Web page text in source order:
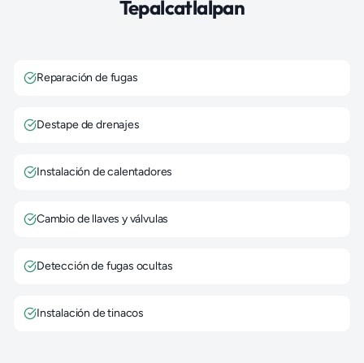
Tepalcatlalpan
Reparación de fugas
Destape de drenajes
Instalación de calentadores
Cambio de llaves y válvulas
Detección de fugas ocultas
Instalación de tinacos